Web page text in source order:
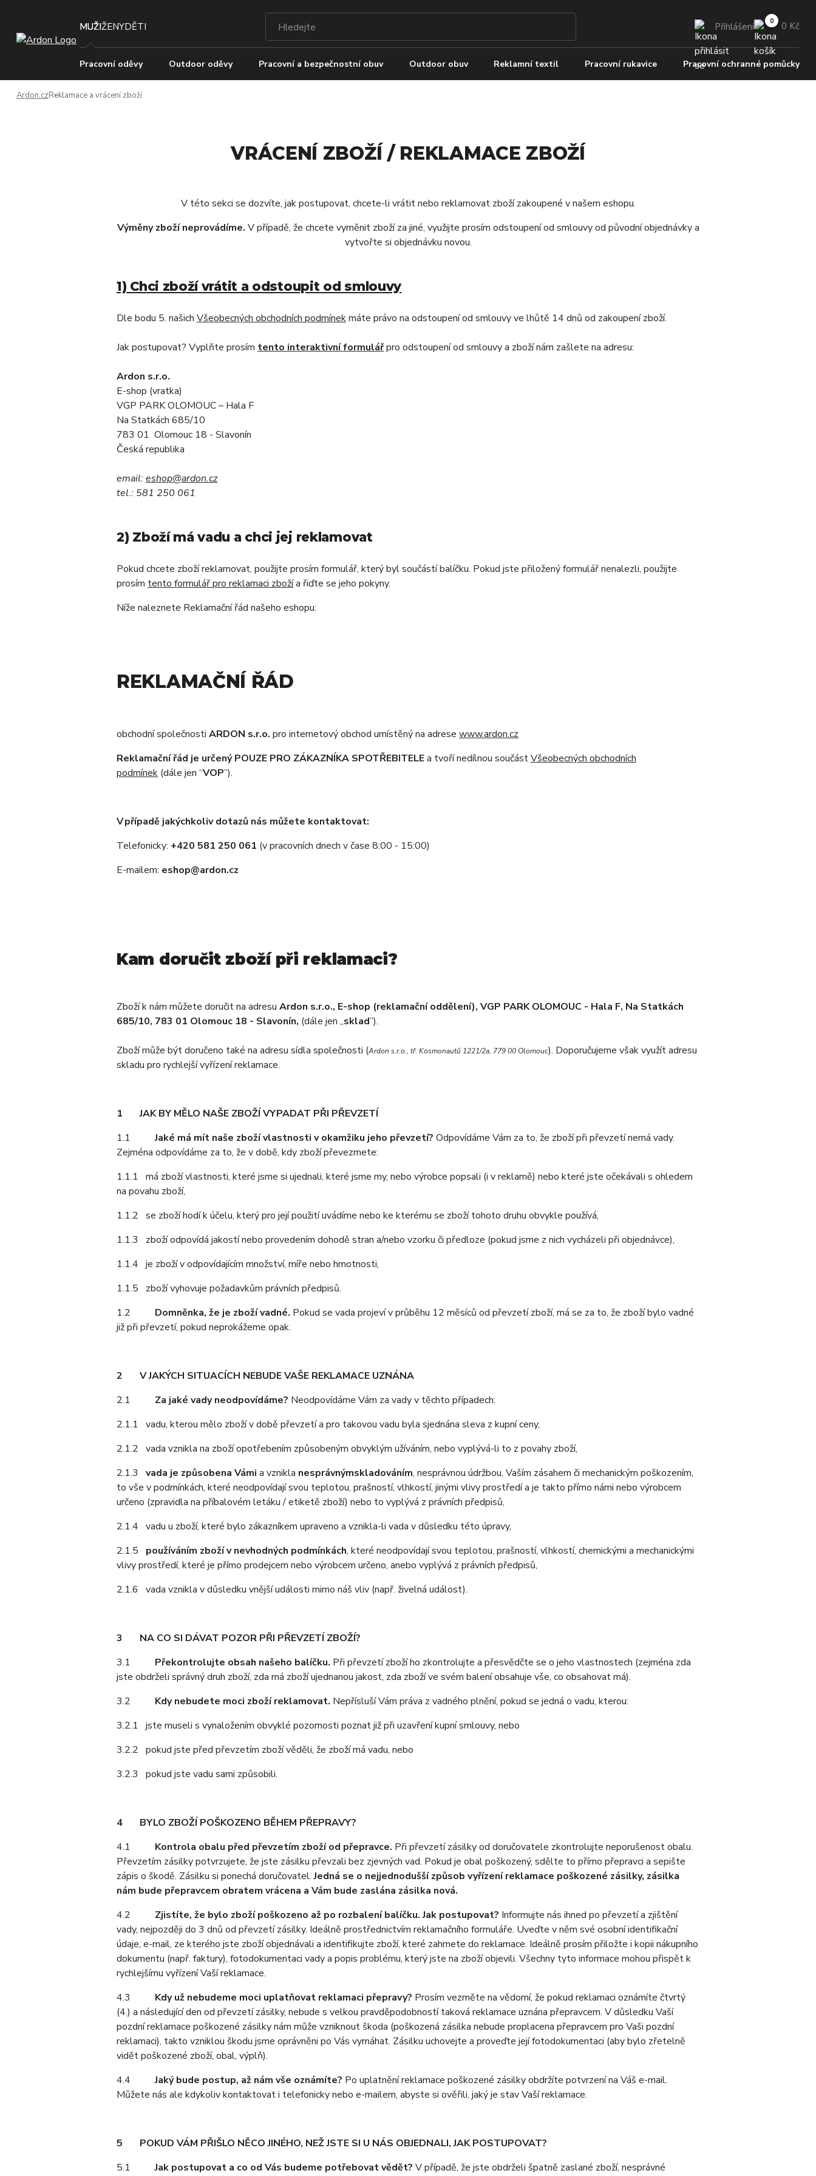
MUŽIŽENYDĚTI Přihlášení 0 Kč
Pracovní oděvy Outdoor oděvy Pracovní a bezpečnostní obuv Outdoor obuv Reklamní textil Pracovní rukavice Pracovní ochranné pomůcky
Ardon.czReklamace a vrácení zboží
VRÁCENÍ ZBOŽÍ / REKLAMACE ZBOŽÍ
V této sekci se dozvíte, jak postupovat, chcete-li vrátit nebo reklamovat zboží zakoupené v našem eshopu.
Výměny zboží neprovádíme. V případě, že chcete vyměnit zboží za jiné, využijte prosím odstoupení od smlouvy od původní objednávky a
vytvořte si objednávku novou.
1) Chci zboží vrátit a odstoupit od smlouvy
Dle bodu 5. našich Všeobecných obchodních podmínekmáte právo na odstoupení od smlouvy ve lhůtě 14 dnů od zakoupení zboží.
Jak postupovat? Vyplňte prosím tento interaktivní formulářpro odstoupení od smlouvy a zboží nám zašlete na adresu:
Ardon s.r.o.
E-shop (vratka)
VGP PARK OLOMOUC – Hala F
Na Statkách 685/10
783 01 Olomouc 18 - Slavonín
Česká republika
email:eshop@ardon.cz
tel.: 581 250 061
2) Zboží má vadu a chci jej reklamovat
Pokud chcete zboží reklamovat, použijte prosím formulář, který byl součástí balíčku. Pokud jste přiložený formulář nenalezli, použijte
prosím tento formulář pro reklamaci zbožía řiďte se jeho pokyny.
Níže naleznete Reklamační řád našeho eshopu:
REKLAMAČNÍ ŘÁD
obchodní společnosti ARDON s.r.o. pro internetový obchod umístěný na adrese www.ardon.cz
Reklamační řád je určený POUZE PRO ZÁKAZNÍKA SPOTŘEBITELEa tvoří nedílnou součástVšeobecných obchodních
podmínek (dále jen “VOP”).
V případě jakýchkoliv dotazů nás můžete kontaktovat:
Telefonicky: +420 581 250 061 (v pracovních dnech v čase 8:00 - 15:00)
E-mailem: eshop@ardon.cz
Kam doručit zboží při reklamaci?
Zboží k nám můžete doručit na adresu Ardon s.r.o., E-shop (reklamační oddělení), VGP PARK OLOMOUC - Hala F, Na Statkách
685/10, 783 01 Olomouc 18 - Slavonín, (dále jen „sklad”).
Zboží může být doručeno také na adresu sídla společnosti (Ardon s.r.o., tř. Kosmonautů 1221/2a, 779 00 Olomouc). Doporučujeme však využít adresu
skladu pro rychlejší vyřízení reklamace.
1JAK BY MĚLO NAŠE ZBOŽÍ VYPADAT PŘI PŘEVZETÍ
1.1Jaké má mít naše zboží vlastnosti v okamžiku jeho převzetí? Odpovídáme Vám za to, že zboží při převzetí nemá vady.
Zejména odpovídáme za to, že v době, kdy zboží převezmete:
1.1.1 má zboží vlastnosti, které jsme si ujednali, které jsme my, nebo výrobce popsali (i v reklamě) nebo které jste očekávali s ohledem
na povahu zboží,
1.1.2 se zboží hodí k účelu, který pro její použití uvádíme nebo ke kterému se zboží tohoto druhu obvykle používá,
1.1.3 zboží odpovídá jakostí nebo provedením dohodě stran a/nebo vzorku či předloze (pokud jsme z nich vycházeli při objednávce),
1.1.4 je zboží v odpovídajícím množství, míře nebo hmotnosti,
1.1.5 zboží vyhovuje požadavkům právních předpisů.
1.2 Domněnka, že je zboží vadné. Pokud se vada projeví v průběhu 12 měsíců od převzetí zboží, má se za to, že zboží bylo vadné
již při převzetí, pokud neprokážeme opak.
2 V JAKÝCH SITUACÍCH NEBUDE VAŠE REKLAMACE UZNÁNA
2.1 Za jaké vady neodpovídáme? Neodpovídáme Vám za vady v těchto případech:
2.1.1 vadu, kterou mělo zboží v době převzetí a pro takovou vadu byla sjednána sleva z kupní ceny,
2.1.2 vada vznikla na zboží opotřebením způsobeným obvyklým užíváním, nebo vyplývá-li to z povahy zboží,
2.1.3 vada je způsobena Vámi a vznikla nesprávnýmskladováním, nesprávnou údržbou, Vaším zásahem či mechanickým poškozením,
to vše v podmínkách, které neodpovídají svou teplotou, prašností, vlhkostí, jinými vlivy prostředí a je takto přímo námi nebo výrobcem
určeno (zpravidla na příbalovém letáku / etiketě zboží) nebo to vyplývá z právních předpisů,
2.1.4 vadu u zboží, které bylo zákazníkem upraveno a vznikla-li vada v důsledku této úpravy,
2.1.5 používáním zboží v nevhodných podmínkách, které neodpovídají svou teplotou, prašností, vlhkostí, chemickými a mechanickými
vlivy prostředí, které je přímo prodejcem nebo výrobcem určeno, anebo vyplývá z právních předpisů,
2.1.6 vada vznikla v důsledku vnější události mimo náš vliv (např. živelná událost).
3 NA CO SI DÁVAT POZOR PŘI PŘEVZETÍ ZBOŽÍ?
3.1 Překontrolujte obsah našeho balíčku. Při převzetí zboží ho zkontrolujte a přesvědčte se o jeho vlastnostech (zejména zda
jste obdrželi správný druh zboží, zda má zboží ujednanou jakost, zda zboží ve svém balení obsahuje vše, co obsahovat má).
3.2 Kdy nebudete moci zboží reklamovat. Nepřísluší Vám práva z vadného plnění, pokud se jedná o vadu, kterou:
3.2.1 jste museli s vynaložením obvyklé pozornosti poznat již při uzavření kupní smlouvy, nebo
3.2.2 pokud jste před převzetím zboží věděli, že zboží má vadu, nebo
3.2.3 pokud jste vadu sami způsobili.
4 BYLO ZBOŽÍ POŠKOZENO BĚHEM PŘEPRAVY?
4.1 Kontrola obalu před převzetím zboží od přepravce. Při převzetí zásilky od doručovatele zkontrolujte neporušenost obalu.
Převzetím zásilky potvrzujete, že jste zásilku převzali bez zjevných vad. Pokud je obal poškozený, sdělte to přímo přepravci a sepište
zápis o škodě. Zásilku si ponechá doručovatel.Jedná se o nejjednodušší způsob vyřízení reklamace poškozené zásilky, zásilka
nám bude přepravcem obratem vrácena a Vám bude zaslána zásilka nová.
4.2 Zjistíte, že bylo zboží poškozeno až po rozbalení balíčku. Jak postupovat? Informujte nás ihned po převzetí a zjištění
vady, nejpozději do 3 dnů od převzetí zásilky. Ideálně prostřednictvím reklamačního formuláře. Uveďte v něm své osobní identifikační
údaje, e-mail, ze kterého jste zboží objednávali a identifikujte zboží, které zahrnete do reklamace. Ideálně prosím přiložte i kopii nákupního
dokumentu (např. faktury), fotodokumentaci vady a popis problému, který jste na zboží objevili. Všechny tyto informace mohou přispět k
rychlejšímu vyřízení Vaší reklamace.
4.3 Kdy už nebudeme moci uplatňovat reklamaci přepravy? Prosím vezměte na vědomí, že pokud reklamaci oznámíte čtvrtý
(4.) a následující den od převzetí zásilky, nebude s velkou pravděpodobností taková reklamace uznána přepravcem. V důsledku Vaší
pozdní reklamace poškozené zásilky nám může vzniknout škoda (poškozená zásilka nebude proplacena přepravcem pro Vaši pozdní
reklamaci), takto vzniklou škodu jsme oprávněni po Vás vymáhat. Zásilku uchovejte a proveďte její fotodokumentaci (aby bylo zřetelně
vidět poškozené zboží, obal, výplň).
4.4Jaký bude postup, až nám vše oznámíte? Po uplatnění reklamace poškozené zásilky obdržíte potvrzení na Váš e-mail.
Můžete nás ale kdykoliv kontaktovat i telefonicky nebo e-mailem, abyste si ověřili, jaký je stav Vaší reklamace.
5 POKUD VÁM PŘIŠLO NĚCO JINÉHO, NEŽ JSTE SI U NÁS OBJEDNALI, JAK POSTUPOVAT?
5.1Jak postupovat a co od Vás budeme potřebovat vědět? V případě, že jste obdrželi špatně zaslané zboží, nesprávné